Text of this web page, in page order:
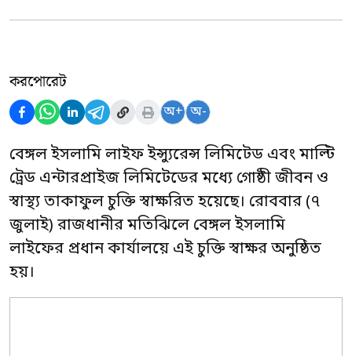
করপোরেট
অ+ অ-
বেঙ্গল ইসলামি লাইফ ইন্স্যুরেন্স লিমিটেড এবং মাল্টি
ট্রেড এন্টারপ্রাইজ লিমিটেডের মধ্যে গোষ্ঠী জীবন ও
স্বাস্থ্য তাকাফুল চুক্তি স্বাক্ষরিত হয়েছে। রোববার (৭
জুলাই) রাজধানীর মতিঝিলে বেঙ্গল ইসলামি
লাইফের প্রধান কার্যালয়ে এই চুক্তি স্বাক্ষর অনুষ্ঠিত
হয়।